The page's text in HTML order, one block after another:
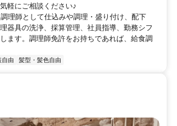
軽にご相談ください♪
理師として仕込みや調理・盛り付け、配下
器具の洗浄、採算管理、社員指導、勤務シフ
ます。調理師免許をお持ちであれば、給食調
自由 髪型・髪色自由